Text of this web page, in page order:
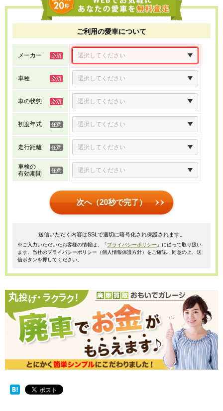
ご利用の愛車について
メーカー
車種
車の状態
初度年式
走行距離
車検の
有効期間
次へ（20秒で完了）
送信いただく内容はSSLで適切に暗号化され保護されます。
※ご入力いただいたお客様の情報は、「プライバシーポリシー 」に従って取り扱い
ます。当社のプライバシーポリシー（個人情報保護方針）をご確認、同意の上、送
信ボタンを押してください。